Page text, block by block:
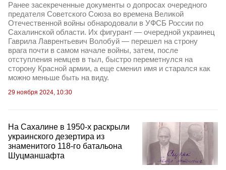
Ранее засекреченные документы о допросах очередного
предателя Советского Союза во времена Великой
Отечественной войны обнародовали в УФСБ России по
Сахалинской области. Их фигурант — очередной украинец
Гаврила Лаврентьевич Волобуй — перешел на строну
врага почти в самом начале войны, затем, после
отступления немцев в тыл, быстро переметнулся на
сторону Красной армии, а еще сменил имя и старался как
можно меньше быть на виду.
29 ноября 2024, 10:30
На Сахалине в 1950-х раскрыли
украинского дезертира из
знаменитого 118-го батальона
Шуцманшафта